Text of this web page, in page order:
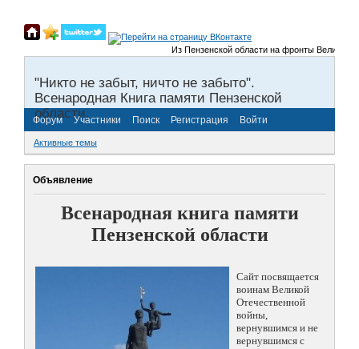
Из Пензенской области на фронты Великой
"Никто не забыт, ничто не забыто".
Всенародная Книга памяти Пензенской
области.
Форум Участники Поиск Регистрация Войти
Активные темы
Объявление
Всенародная книга памяти
Пензенской области
Сайт посвящается
воинам Великой
Отечественной
войны,
вернувшимся и не
вернувшимся с